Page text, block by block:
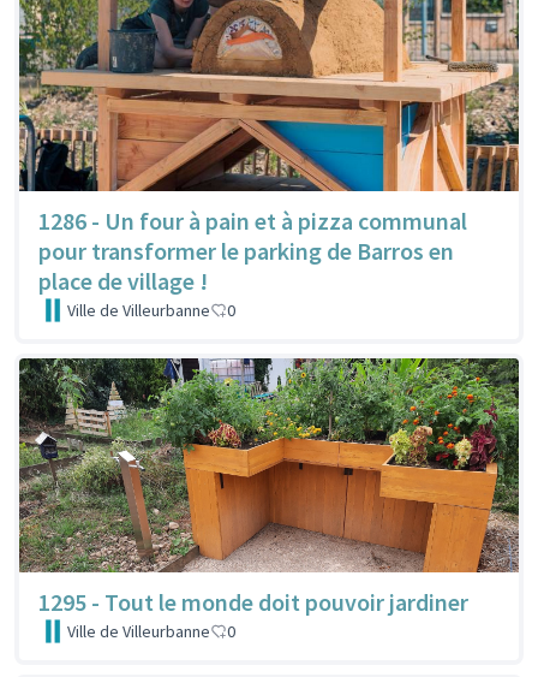
1286 - Un four à pain et à pizza communal
pour transformer le parking de Barros en
place de village !
Ville de Villeurbanne 0
1295 - Tout le monde doit pouvoir jardiner
Ville de Villeurbanne 0